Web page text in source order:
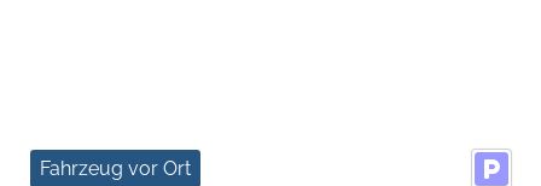
Fahrzeug vor Ort